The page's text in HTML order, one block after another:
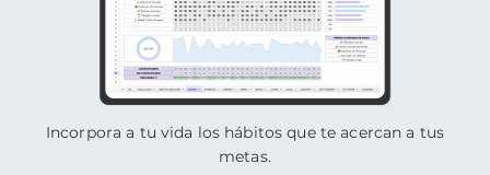
Incorpora a tu vida los hábitos que te acercan a tus
metas.